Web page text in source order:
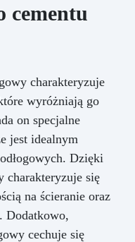
cementu
charakteryzuje
wyróżniają go
on specjalne
jest idealnym
Dzięki
charakteryzuje się
na ścieranie oraz
Dodatkowo,
cechuje się